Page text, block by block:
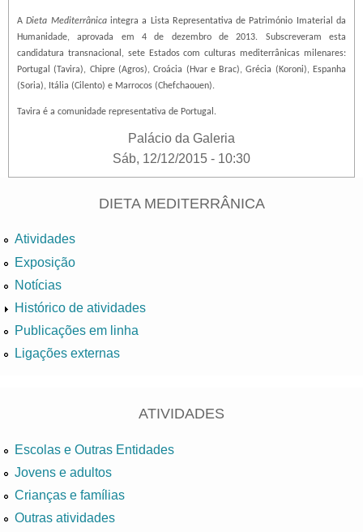
ADieta Mediterrânica integra a Lista Representativa de Património Imaterial da
Humanidade, aprovada em 4 de dezembro de 2013. Subscreveram esta
candidatura transnacional, sete Estados com culturas mediterrânicas milenares:
Portugal (Tavira), Chipre (Agros), Croácia (Hvar e Brac), Grécia (Koroni), Espanha
(Soria), Itália (Cilento) e Marrocos (Chefchaouen).
Tavira é a comunidade representativa de Portugal.
Palácio da Galeria
Sáb, 12/12/2015 - 10:30
DIETA MEDITERRÂNICA
Atividades
Exposição
Notícias
Histórico de atividades
Publicações em linha
Ligações externas
ATIVIDADES
Escolas e Outras Entidades
Jovens e adultos
Crianças e famílias
Outras atividades